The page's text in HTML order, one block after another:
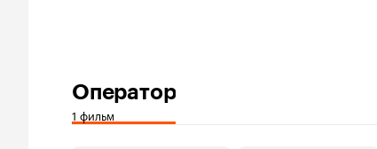
Оператор
1 фильм